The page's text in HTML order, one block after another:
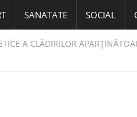
SANATATE SOCIAL
A CLĂDIRILOR